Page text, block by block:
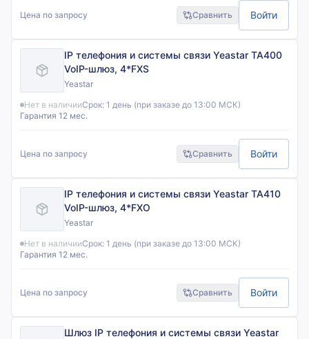
Цена по запросу Сравнить Войти
IP телефония и системы связи Yeastar TA400
VoIP-шлюз, 4*FXS
Yeastar
Нет в наличииСрок: 1 день (при заказе до 13:00 МСК)
Гарантия 12 мес.
Цена по запросу Сравнить Войти
IP телефония и системы связи Yeastar TA410
VoIP-шлюз, 4*FXO
Yeastar
Нет в наличииСрок: 1 день (при заказе до 13:00 МСК)
Гарантия 12 мес.
Цена по запросу Сравнить Войти
Шлюз IP телефония и системы связи Yeastar